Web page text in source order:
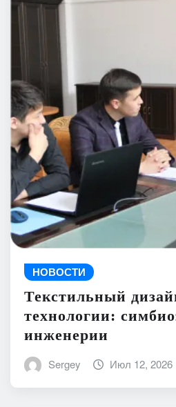
НОВОСТИ
Текстильный
технологии:
инженерии
Sergey Июл 12, 2026